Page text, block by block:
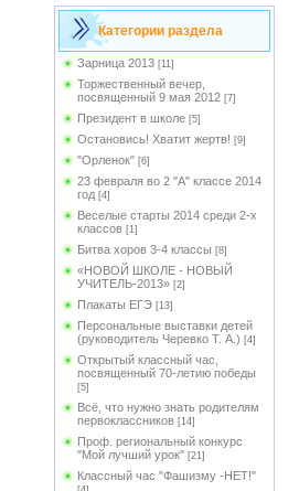
Категории раздела
Зарница 2013 [11]
Торжественный вечер,
посвященный 9 мая 2012 [7]
Президент в школе [5]
Остановись! Хватит жертв! [9]
"Орленок" [6]
23 февраля во 2 "А" классе 2014
год [4]
Веселые старты 2014 среди 2-х
классов [1]
Битва хоров 3-4 классы [8]
«НОВОЙ ШКОЛЕ - НОВЫЙ
УЧИТЕЛЬ-2013» [2]
Плакаты ЕГЭ [13]
Персональные выставки детей
(руководитель Черевко Т. А.) [4]
Открытый классный час,
посвященный 70-летию победы
[5]
Всё, что нужно знать родителям
первоклассников [14]
Проф. региональный конкурс
"Мой лучший урок" [21]
Классный час "Фашизму -НЕТ!"